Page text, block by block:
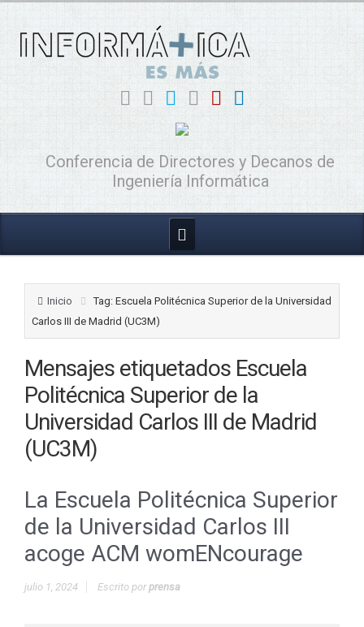
Conferencia de Directores y Decanos de
Ingeniería Informática
Inicio
Tag: Escuela Politécnica Superior de la Universidad
Carlos III de Madrid (UC3M)
Mensajes etiquetados Escuela
Politécnica Superior de la
Universidad Carlos III de Madrid
(UC3M)
La Escuela Politécnica Superior
de la Universidad Carlos III
acoge ACM womENcourage
julio 1, 2024 Escrito porprensa